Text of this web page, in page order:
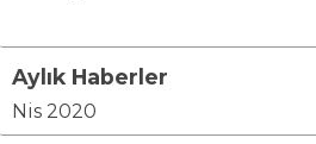
Aylık Haberler
Nis 2020